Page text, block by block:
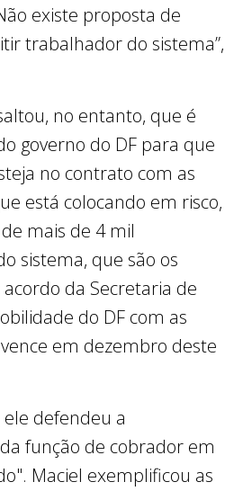
existe proposta de
trabalhador do sistema”,
no entanto, que é
governo do DF para que
no contrato com as
está colocando em risco,
mais de 4 mil
sistema, que são os
da Secretaria de
do DF com as
em dezembro deste
defendeu a
função de cobrador em
Maciel exemplificou as